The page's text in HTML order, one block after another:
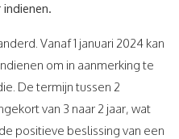
indienen.
Vanaf 1 januari 2024 kan
om in aanmerking te
De termijn tussen 2
van 3 naar 2 jaar, wat
positieve beslissing van een